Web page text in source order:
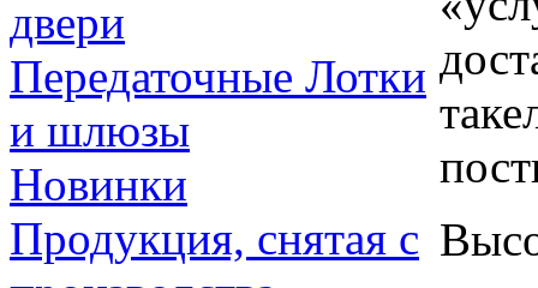
двери
Передаточные Лотки
и шлюзы
Новинки
Продукция, снятая с